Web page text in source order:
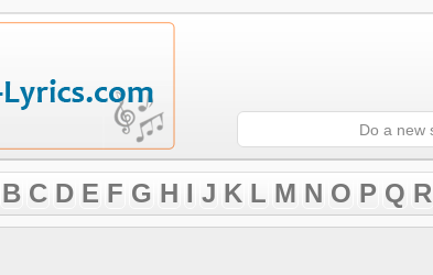
B C D E F G H I J K L M N O P Q R